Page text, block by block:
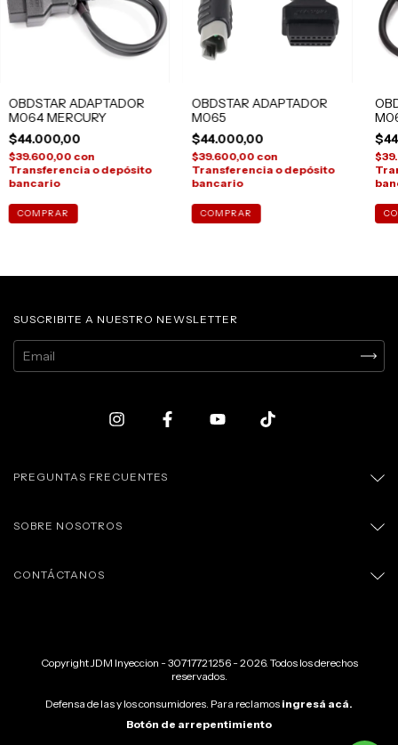
OBDSTAR ADAPTADOR
M064 MERCURY
$44.000,00
$39.600,00 con
Transferencia o depósito
bancario
OBDSTAR ADAPTADOR
M065
$44.000,00
$39.600,00 con
Transferencia o depósito
bancario
SUSCRIBITE A NUESTRO NEWSLETTER
PREGUNTAS FRECUENTES
SOBRE NOSOTROS
CONTÁCTANOS
Copyright JDM Inyeccion - 30717721256 - 2026. Todos los derechos
reservados.
Defensa de las y los consumidores. Para reclamos ingresá acá.
Botón de arrepentimiento